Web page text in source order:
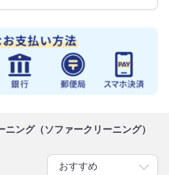
ング（ソファークリーニング）